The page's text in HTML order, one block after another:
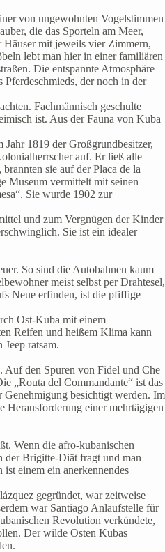
von ungewohnten Vogelstimmen
die das Sporteln am Meer,
Häuser mit jeweils vier Zimmern,
lebt man hier in einer familiären
Die entspannte Atmosphäre
der noch in der
Fachmännisch geschulte
ist. Aus der Fauna von Kuba
1819 der Großgrundbesitzer,
auf. Er ließ alle
sie auf der Placa de la
Museum vermittelt mit seinen
Sie wurde 1902 zur
und zum Vergnügen der Kinder
Sie ist ein idealer
So sind die Autobahnen kaum
meist selbst per Drahtesel,
Neue erfinden, ist die pfiffige
Ost-Kuba mit einem
Reifen und heißem Klima kann
ratsam.
Auf den Spuren von Fidel und Che
„Routa del Commandante“ ist das
Genehmigung besichtigt werden. Im
Herausforderung einer mehrtägigen
Wenn die afro-kubanischen
der Brigitte-Diät fragt und man
einem ein anerkennendes
gegründet, war zeitweise
war Santiago Anlaufstelle für
Revolution verkündete,
Der wilde Osten Kubas